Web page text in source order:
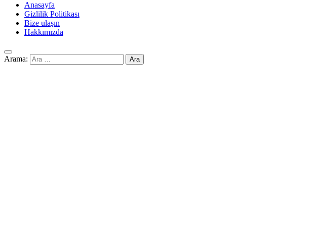
Anasayfa
Gizlilik Politikası
Bize ulaşın
Hakkımızda
Arama: